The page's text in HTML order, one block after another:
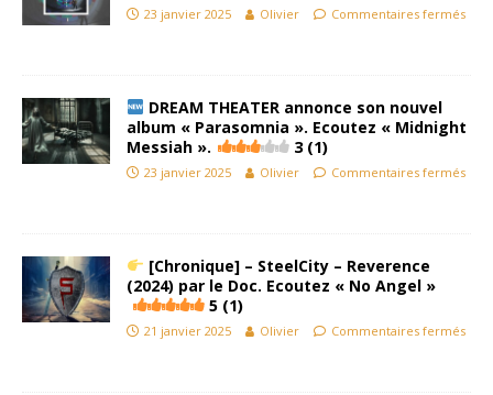
23 janvier 2025 Olivier Commentaires fermés
DREAM THEATER annonce son nouvel
album « Parasomnia ». Ecoutez « Midnight
Messiah ».
3 (1)
23 janvier 2025 Olivier Commentaires fermés
[Chronique] – SteelCity – Reverence
(2024) par le Doc. Ecoutez « No Angel »
5 (1)
21 janvier 2025 Olivier Commentaires fermés